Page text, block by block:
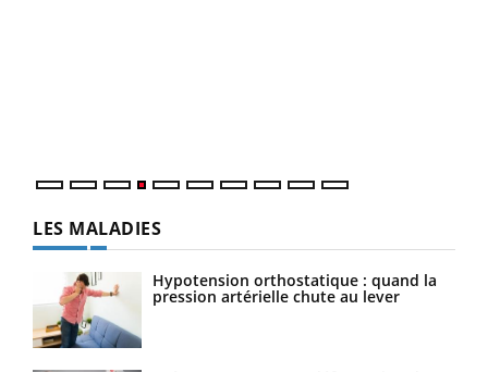
LES MALADIES
Hypotension orthostatique : quand la
pression artérielle chute au lever